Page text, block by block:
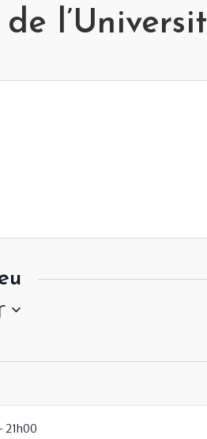
21h00